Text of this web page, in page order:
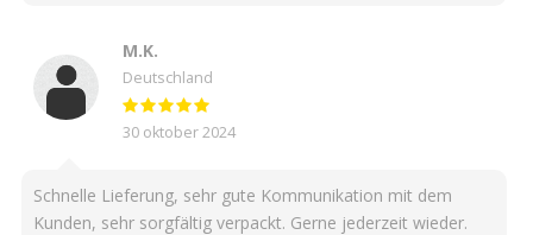
M.K.
Deutschland
30 oktober 2024
Schnelle Lieferung, sehr gute Kommunikation mit dem
Kunden, sehr sorgfältig verpackt. Gerne jederzeit wieder.